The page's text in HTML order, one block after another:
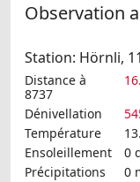
Observation
Station: Hörnli,
Distance à
8737
Dénivellation
Température
Ensoleillement
0
Précipitations
0